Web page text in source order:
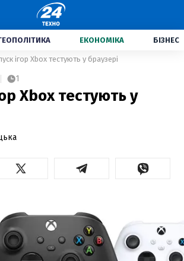
ЕКОНОМІКА БІЗНЕС
ігор Xbox тестують у браузері
1
Xbox тестують у